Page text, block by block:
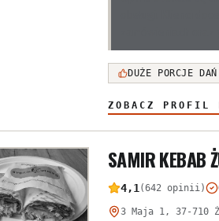
DUŻE PORCJE DAŃ
ZOBACZ PROFIL
SAMIR KEBAB
4,1 (642 opinii)
3 Maja 1, 37-710